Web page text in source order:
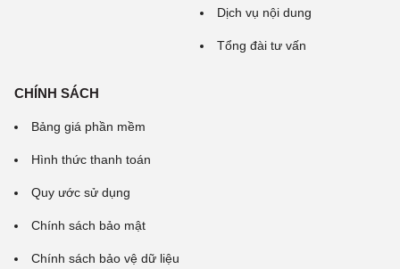
Dịch vụ nội dung
Tổng đài tư vấn
CHÍNH SÁCH
Bảng giá phần mềm
Hình thức thanh toán
Quy ước sử dụng
Chính sách bảo mật
Chính sách bảo vệ dữ liệu